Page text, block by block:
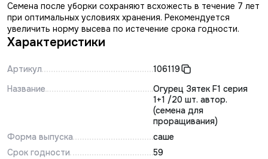
Семена после уборки сохраняют всхожесть в течение 7 лет
при оптимальных условиях хранения. Рекомендуется
увеличить норму высева по истечение срока годности.
Характеристики
Артикул
106119
Название
Огурец Зятек F1 серия
1+1 /20 шт. автор.
(семена для
проращивания)
Форма выпуска
саше
Срок годности
59